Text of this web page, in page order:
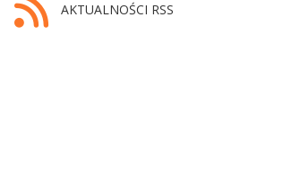
AKTUALNOŚCI RSS